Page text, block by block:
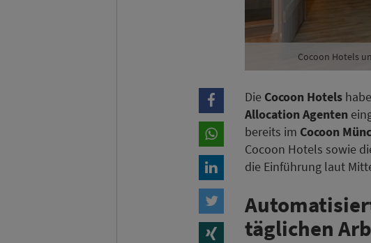
Cocoon Hotels
Die Cocoon Hotels
Allocation Agenten
bereits im Cocoon
Cocoon Hotels sowie
die Einführung laut
täglichen